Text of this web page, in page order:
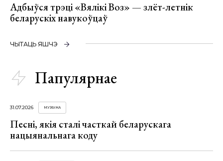
Адбыўся трэці «Вялікі Воз» — злёт-летнік
беларускіх навукоўцаў
ЧЫТАЦЬ ЯШЧЭ
Папулярнае
31.07.2026 МУЗЫКА
Песні, якія сталі часткай беларускага
нацыянальнага коду